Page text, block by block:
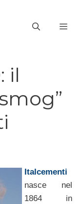
il
Italcementi
nasce nel
1864 in